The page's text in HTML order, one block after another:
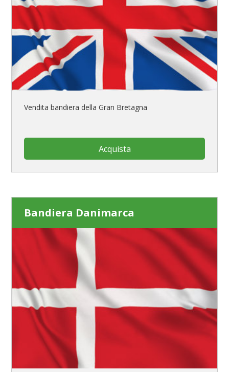
Vendita bandiera della Gran Bretagna
Acquista
Bandiera Danimarca